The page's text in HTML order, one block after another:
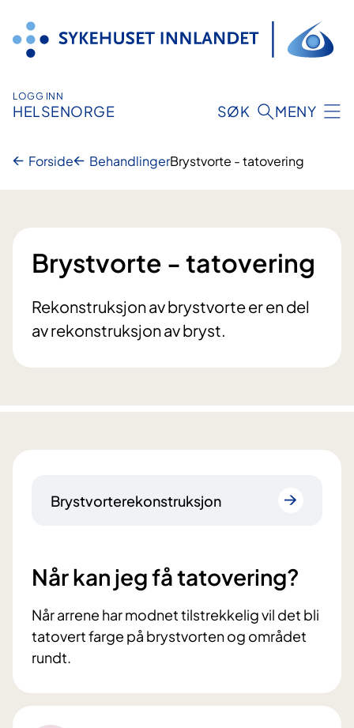
innhold
LOGG INN
HELSENORGE SØK MENY
Forside BehandlingerBrystvorte - tatovering
Brystvorte - tatovering
Rekonstruksjon av brystvorte er en del
av rekonstruksjon av bryst.
Brystvorterekonstruksjon
Når kan jeg få tatovering?
Når arrene har modnet tilstrekkelig vil det bli
tatovert farge på brystvorten og området
rundt.